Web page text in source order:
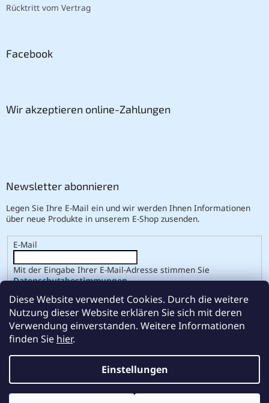
Diese Website verwendet Cookies. Durch die weitere
Nutzung dieser Website erklären Sie sich mit deren
Verwendung einverstanden. Weitere Informationen
finden Sie hier.
Einstellungen
Rücktritt vom Vertrag
Facebook
Wir akzeptieren online-Zahlungen
Newsletter abonnieren
Legen Sie Ihre E-Mail ein und wir werden Ihnen Informationen
über neue Produkte in unserem E-Shop zusenden.
E-Mail
Mit der Eingabe Ihrer E-Mail-Adresse stimmen Sie
Datenschutzbestimmungen.
ANMELDEN
Copyright 2026ABSE. Alle Rechte vorbehalten.Cookie-